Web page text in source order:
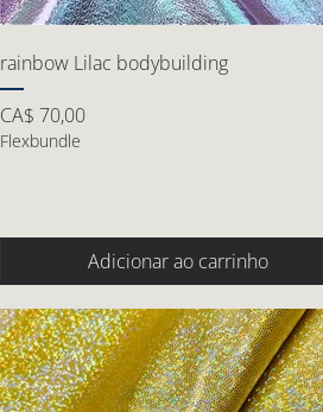
rainbow Lilac bodybuilding
Preço
CA$ 70,00
Flexbundle
Adicionar ao carrinho